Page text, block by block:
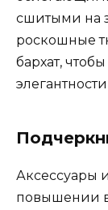
сшитыми на
роскошные
бархат,
Аксессуары
повышении